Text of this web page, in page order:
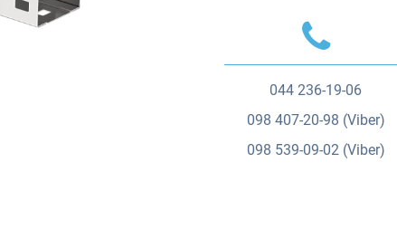
044 236-19-06
098 407-20-98 (Viber)
098 539-09-02 (Viber)